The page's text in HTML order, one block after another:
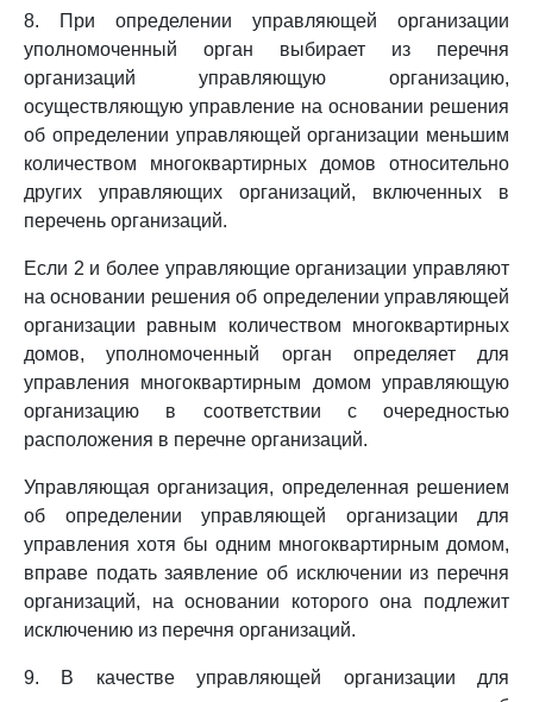
8. При определении управляющей организации
уполномоченный орган выбирает из перечня
организаций управляющую организацию,
осуществляющую управление на основании решения
об определении управляющей организации меньшим
количеством многоквартирных домов относительно
других управляющих организаций, включенных в
перечень организаций.
Если 2 и более управляющие организации управляют
на основании решения об определении управляющей
организации равным количеством многоквартирных
домов, уполномоченный орган определяет для
управления многоквартирным домом управляющую
организацию в соответствии с очередностью
расположения в перечне организаций.
Управляющая организация, определенная решением
об определении управляющей организации для
управления хотя бы одним многоквартирным домом,
вправе подать заявление об исключении из перечня
организаций, на основании которого она подлежит
исключению из перечня организаций.
9. В качестве управляющей организации для